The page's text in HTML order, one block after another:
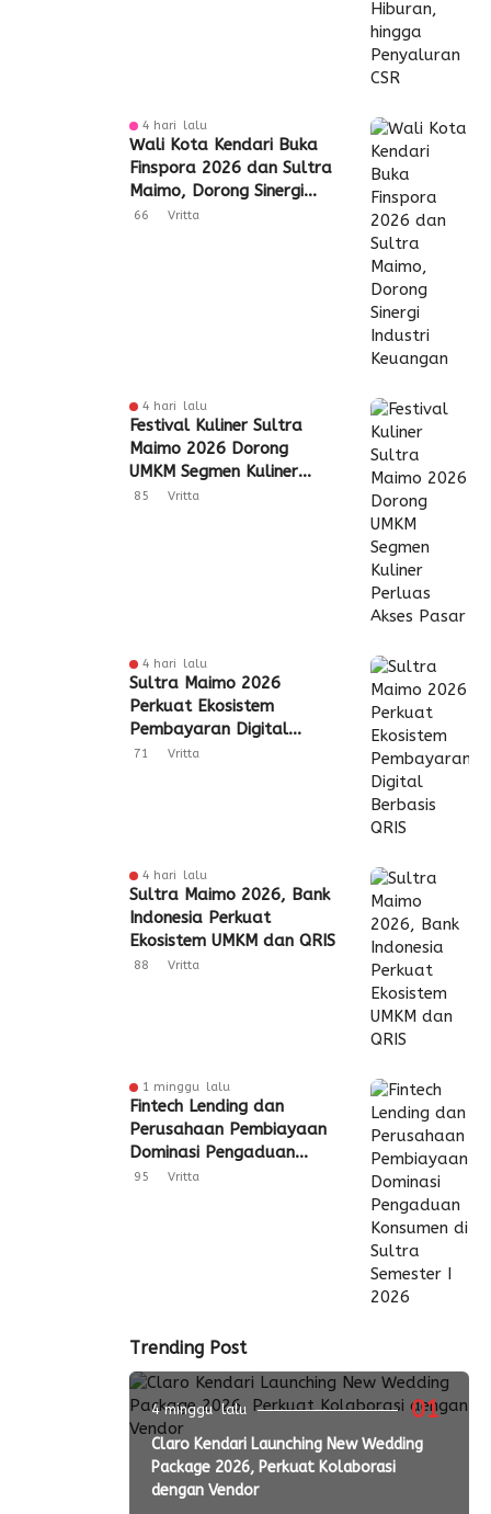
4 hari lalu
Wali Kota Kendari Buka
Finspora 2026 dan Sultra
Maimo, Dorong Sinergi
Industri Keuangan
66 Vritta
4 hari lalu
Festival Kuliner Sultra
Maimo 2026 Dorong
UMKM Segmen Kuliner
Perluas Akses Pasar
85 Vritta
4 hari lalu
Sultra Maimo 2026
Perkuat Ekosistem
Pembayaran Digital
Berbasis QRIS
71 Vritta
4 hari lalu
Sultra Maimo 2026, Bank
Indonesia Perkuat
Ekosistem UMKM dan QRIS
88 Vritta
1 minggu lalu
Fintech Lending dan
Perusahaan Pembiayaan
Dominasi Pengaduan
Konsumen di Sultra
95 Vritta
Trending Post
01
4 minggu lalu
Claro Kendari Launching New Wedding
Package 2026, Perkuat Kolaborasi
dengan Vendor